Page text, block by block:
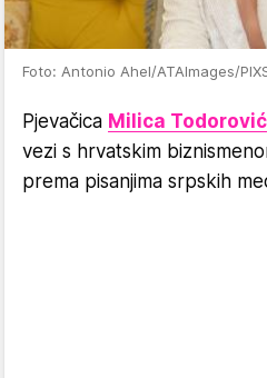
Foto: Antonio Ahel/ATAImages/
Pjevačica Milica Todorović
vezi s hrvatskim
prema pisanjima srpskih